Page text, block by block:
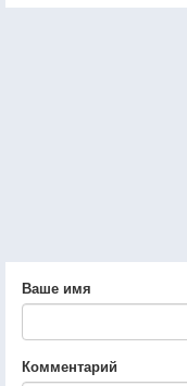
Ваше имя
Комментарий